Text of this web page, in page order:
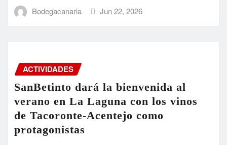
Bodegacanaria Jun 22, 2026
ACTIVIDADES
SanBetinto dará la bienvenida al
verano en La Laguna con los vinos
de Tacoronte-Acentejo como
protagonistas